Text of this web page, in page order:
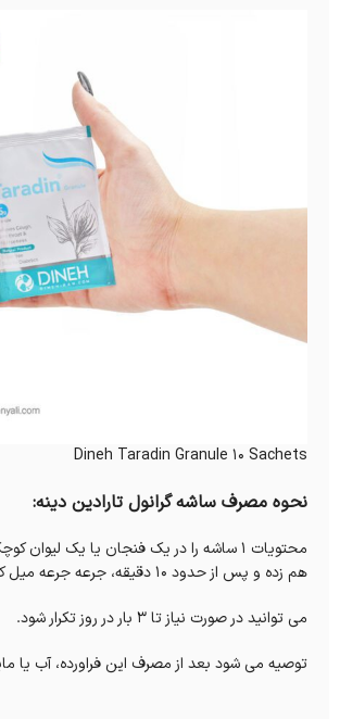
Dineh Taradin Granule 10 Sachets
نحوه مصرف ساشه گرانول تارادین دینه:
محتویات ۱ ساشه را در یک فنجان یا یک
هم زده و پس از حدود ۱۰ دقیقه، جرعه جرعه میل کنید.
می توانید در صورت نیاز تا ۳ بار در روز تکرار شود.
توصیه می شود بعد از مصرف این فراورده، آب یا